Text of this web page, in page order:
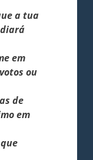
a tua
em
ou
de
em